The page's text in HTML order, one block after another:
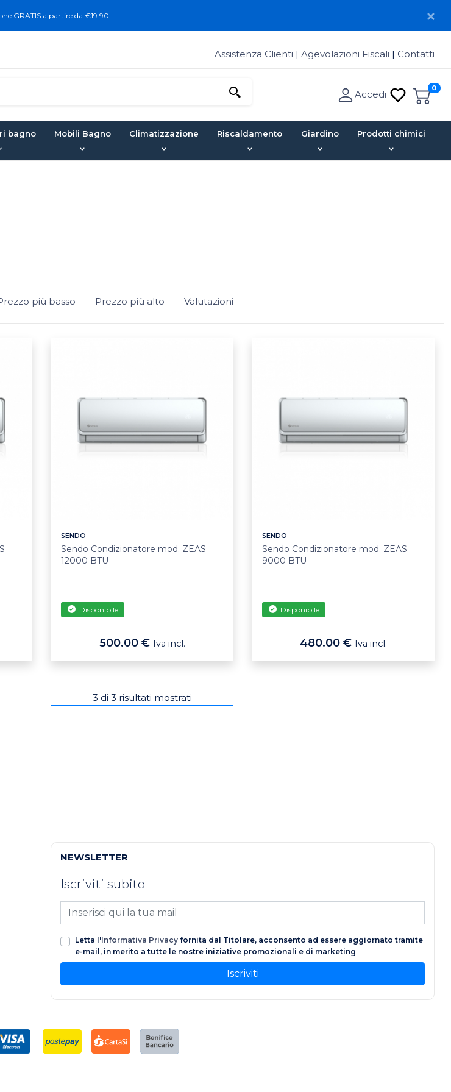
GRATIS a partire da €19.90
Assistenza Clienti | Agevolazioni Fiscali | Contatti
0
Accedi
bagno Mobili Bagno Climatizzazione Riscaldamento Giardino Prodotti chimici
più basso Prezzo più alto Valutazioni
SENDO
Sendo Condizionatore mod. ZEAS
12000 BTU
Disponibile
500.00 € Iva incl.
SENDO
Sendo Condizionatore mod. ZEAS
9000 BTU
Disponibile
480.00 € Iva incl.
3 di 3 risultati mostrati
NEWSLETTER
Iscriviti subito
Letta l'Informativa Privacy fornita dal Titolare, acconsento ad essere aggiornato tramite
e-mail, in merito a tutte le nostre iniziative promozionali e di marketing
Iscriviti